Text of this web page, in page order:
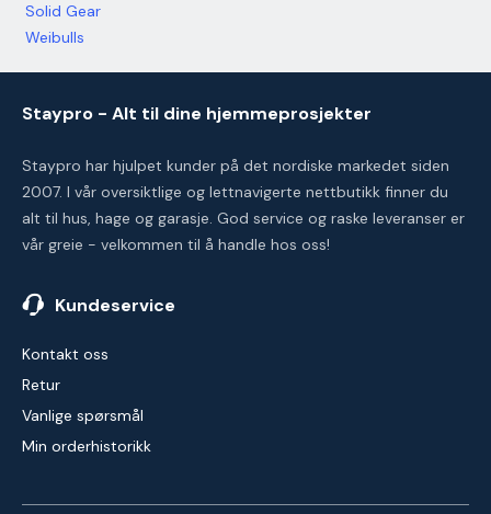
Solid Gear
Weibulls
Staypro - Alt til dine hjemmeprosjekter
Staypro har hjulpet kunder på det nordiske markedet siden
2007. I vår oversiktlige og lettnavigerte nettbutikk finner du
alt til hus, hage og garasje. God service og raske leveranser er
vår greie - velkommen til å handle hos oss!
Kundeservice
Kontakt oss
Retur
Vanlige spørsmål
Min orderhistorikk